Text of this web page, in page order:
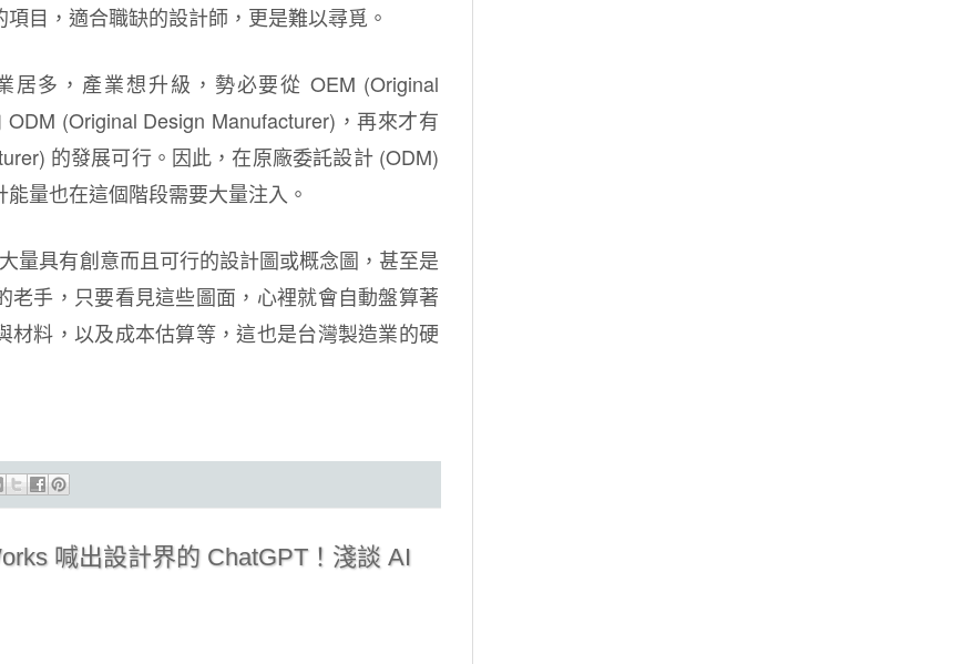
目，適合職缺的設計師，更是難以尋覓。
居多，產業想升級，勢必要從 OEM (Original
(Original Design Manufacturer)，再來才有
的發展可行。因此，在原廠委託設計 (ODM)
量也在這個階段需要大量注入。
量具有創意而且可行的設計圖或概念圖，甚至是
老手，只要看見這些圖面，心裡就會自動盤算著
材料，以及成本估算等，這也是台灣製造業的硬
喊出設計界的 ChatGPT！淺談 AI